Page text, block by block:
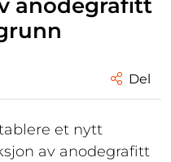
anodegrafitt
Del
et nytt
av anodegrafitt